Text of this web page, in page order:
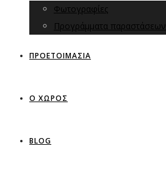
Φωτογραφίες
Προγράμματα παραστάσεων
ΠΡΟΕΤΟΙΜΑΣΙΑ
Ο ΧΩΡΟΣ
BLOG